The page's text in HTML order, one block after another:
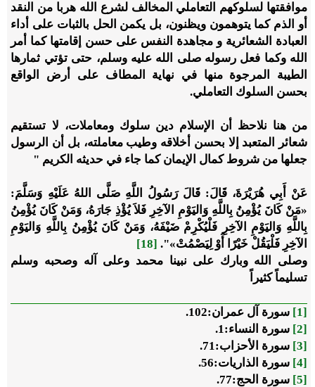
موافقتها لسلوكهم التعاملي المخالف لشرع الله هربا من النقد
أو الذم كما يتوهمون ويظنون، بل يكمن الحل بالثبات على أداء
العبادة الشعائرية و مجاهدة النفس على حسن إقامتها كما أمر
الله وكما فعل رسوله صلى الله عليه وسلم، حتى تؤتي ثمارها
الطيبة المرجوة منها في نهاية المطاف على أرض الواقع
بحسن السلوك التعاملي.
من هنا نلاحظ أن الإسلام دين سلوك ومعاملات، لا تستقيم
شعائر المتعبد إلا بحسن أخلاقه وطيب معاملته، بل أن الرسول
جعلها من شروط كمال الإيمان كما جاء في حديثه الكريم "
عَنْ أَبِي هُرَيْرَةَ، قَالَ: قَالَ رَسُولُ اللَّهِ صَلَّى اللهُ عَلَيْهِ وَسَلَّمَ:
«مَنْ كَانَ يُؤْمِنُ بِاللَّهِ وَاليَوْمِ الآخِرِ فَلاَ يُؤْذِ جَارَهُ، وَمَنْ كَانَ يُؤْمِنُ
بِاللَّهِ وَاليَوْمِ الآخِرِ فَلْيُكْرِمْ ضَيْفَهُ، وَمَنْ كَانَ يُؤْمِنُ بِاللَّهِ وَاليَوْمِ
الآخِرِ فَلْيَقُلْ خَيْرًا أَوْ لِيَصْمُتْ»". [18]
وصلى الله وبارك على نبينا محمد وعلى آله وصحبه وسلم
تسليماً كثيراً
[1]
سورة آل عمران:102.
[2]
سورة النساء:1.
[3]
سورة الأحزاب:71.
[4]
سورة الذاريات:56.
[5]
سورة الحج:77.